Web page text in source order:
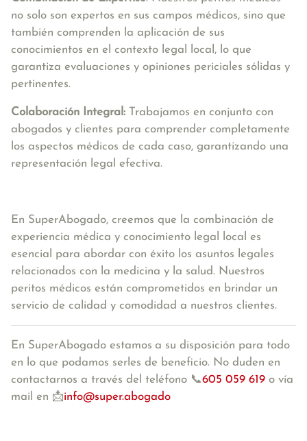
no solo son expertos en sus campos médicos, sino que
también comprenden la aplicación de sus
conocimientos en el contexto legal local, lo que
garantiza evaluaciones y opiniones periciales sólidas y
pertinentes.
Colaboración Integral: Trabajamos en conjunto con
abogados y clientes para comprender completamente
los aspectos médicos de cada caso, garantizando una
representación legal efectiva.
En SuperAbogado, creemos que la combinación de
experiencia médica y conocimiento legal local es
esencial para abordar con éxito los asuntos legales
relacionados con la medicina y la salud. Nuestros
peritos médicos están comprometidos en brindar un
servicio de calidad y comodidad a nuestros clientes.
En SuperAbogado estamos a su disposición para todo
en lo que podamos serles de beneficio. No duden en
contactarnos a través del teléfono 📞605 059 619 o vía
mail en 📩info@super.abogado